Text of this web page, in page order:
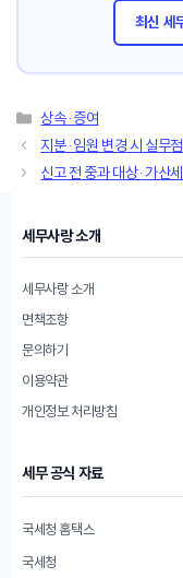
최신 세
카
테
리
상속·증여
지분·임원 변경 시 실무
신고 전 중과 대상·가산
세무사랑 소개
세무사랑 소개
면책조항
문의하기
이용약관
개인정보 처리방침
세무 공식 자료
국세청 홈택스
국세청